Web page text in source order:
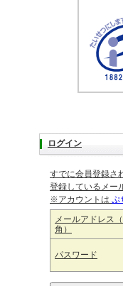
ログイン
すでに会員登録さ
登録しているメー
※アカウントは ぷ
メールアドレス
角）
パスワード